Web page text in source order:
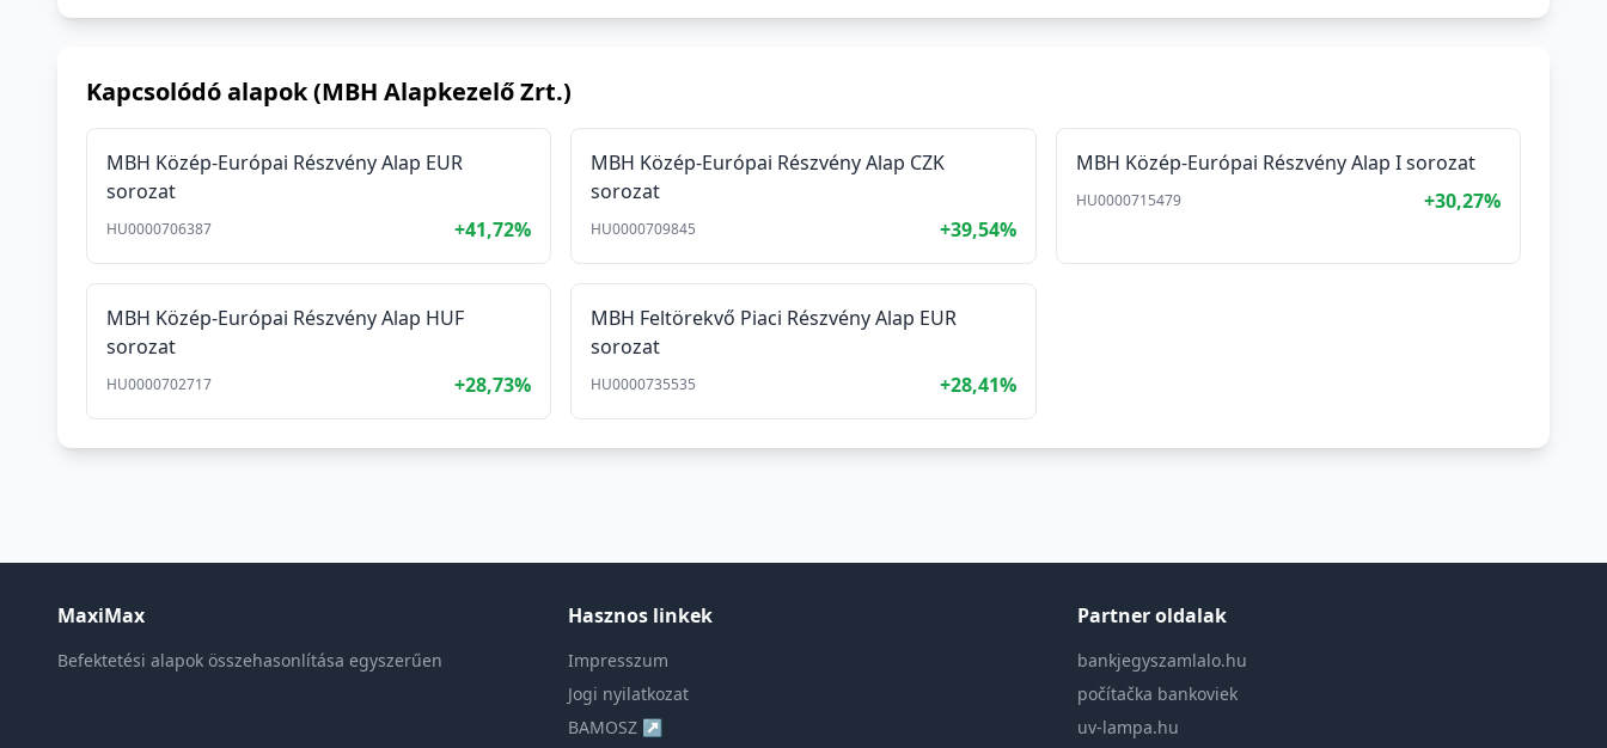
Kapcsolódó alapok (MBH Alapkezelő Zrt.)
MBH Közép-Európai Részvény Alap EUR
sorozat
HU0000706387 +41,72%
MBH Közép-Európai Részvény Alap CZK
sorozat
HU0000709845 +39,54%
MBH Közép-Európai Részvény Alap I sorozat
HU0000715479 +30,27%
MBH Közép-Európai Részvény Alap HUF
sorozat
HU0000702717 +28,73%
MBH Feltörekvő Piaci Részvény Alap EUR
sorozat
HU0000735535 +28,41%
MaxiMax
Befektetési alapok összehasonlítása egyszerűen
Hasznos linkek
Impresszum
Jogi nyilatkozat
BAMOSZ ↗
Partner oldalak
bankjegyszamlalo.hu
počítačka bankoviek
uv-lampa.hu